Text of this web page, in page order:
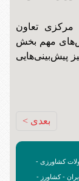
تعاون
مهم بخش
پیش‌بینی‌هایی
بعدی >
کشاورزی -
- کشاورز -